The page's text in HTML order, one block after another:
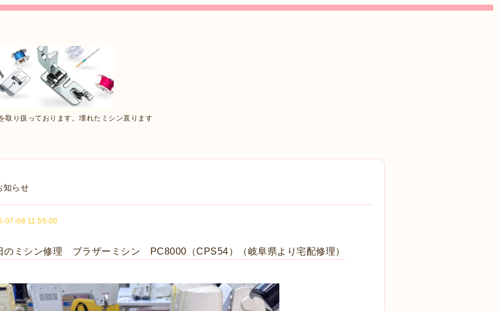
り扱っております。壊れたミシン直ります
知らせ
07-08 11:55:00
のミシン修理 ブラザーミシン PC8000（CPS54）（岐阜県より宅配修理）